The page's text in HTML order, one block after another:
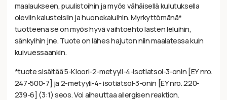
maalaukseen, puulistoihin ja myös vähäisellä kulutuksella
oleviin kalusteisiin ja huonekaluihin. Myrkyttömänä*
tuotteena se on myös hyvä vaihtoehto lasten leluihin,
sänkyihin jne. Tuote on lähes hajuton niin maalatessa kuin
kuivuessaankin.
*tuote sisältää 5-Kloori-2-metyyli-4-isotiatsol-3-onin [EY nro.
247-500-7] ja 2-metyyli-4- isotiatsol-3-onin [EY nro. 220-
239-6] (3:1) seos. Voi aiheuttaa allergisen reaktion.